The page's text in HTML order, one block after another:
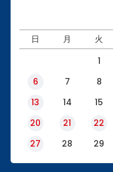
日 月 火
1
6
7 8
13
14 15
20
21 22
27
28 29